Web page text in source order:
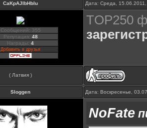
CaKpAJIbHbIu Дата: Среда,
Сообщений: 355
Репутация: 48
Награды:4
Добавить в друзья
TOP250
( Латвия )
Sloggen Дата: Воскресенье,
NoFate